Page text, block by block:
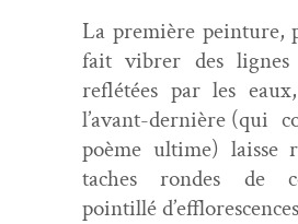
La pre­mière pein­ture,
fait vibr­er des lignes
reflétées par les
l’avant-dernière (qui
poème ultime) laisse
tach­es ron­des de
pointil­lé